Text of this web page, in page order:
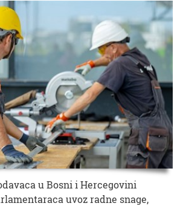
u Bosni i Hercegovini
uvoz radne snage,